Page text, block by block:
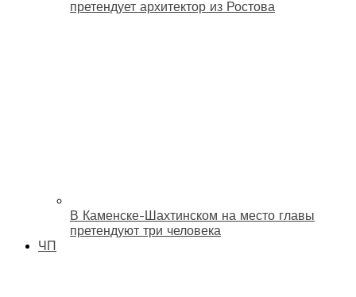
претендует архитектор из Ростова
В Каменске-Шахтинском на место главы
претендуют три человека
ЧП